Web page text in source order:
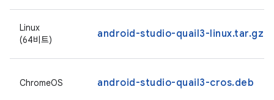
Linux
(64비트)
android-studio-quail3-linux.tar.gz
ChromeOS android-studio-quail3-cros.deb